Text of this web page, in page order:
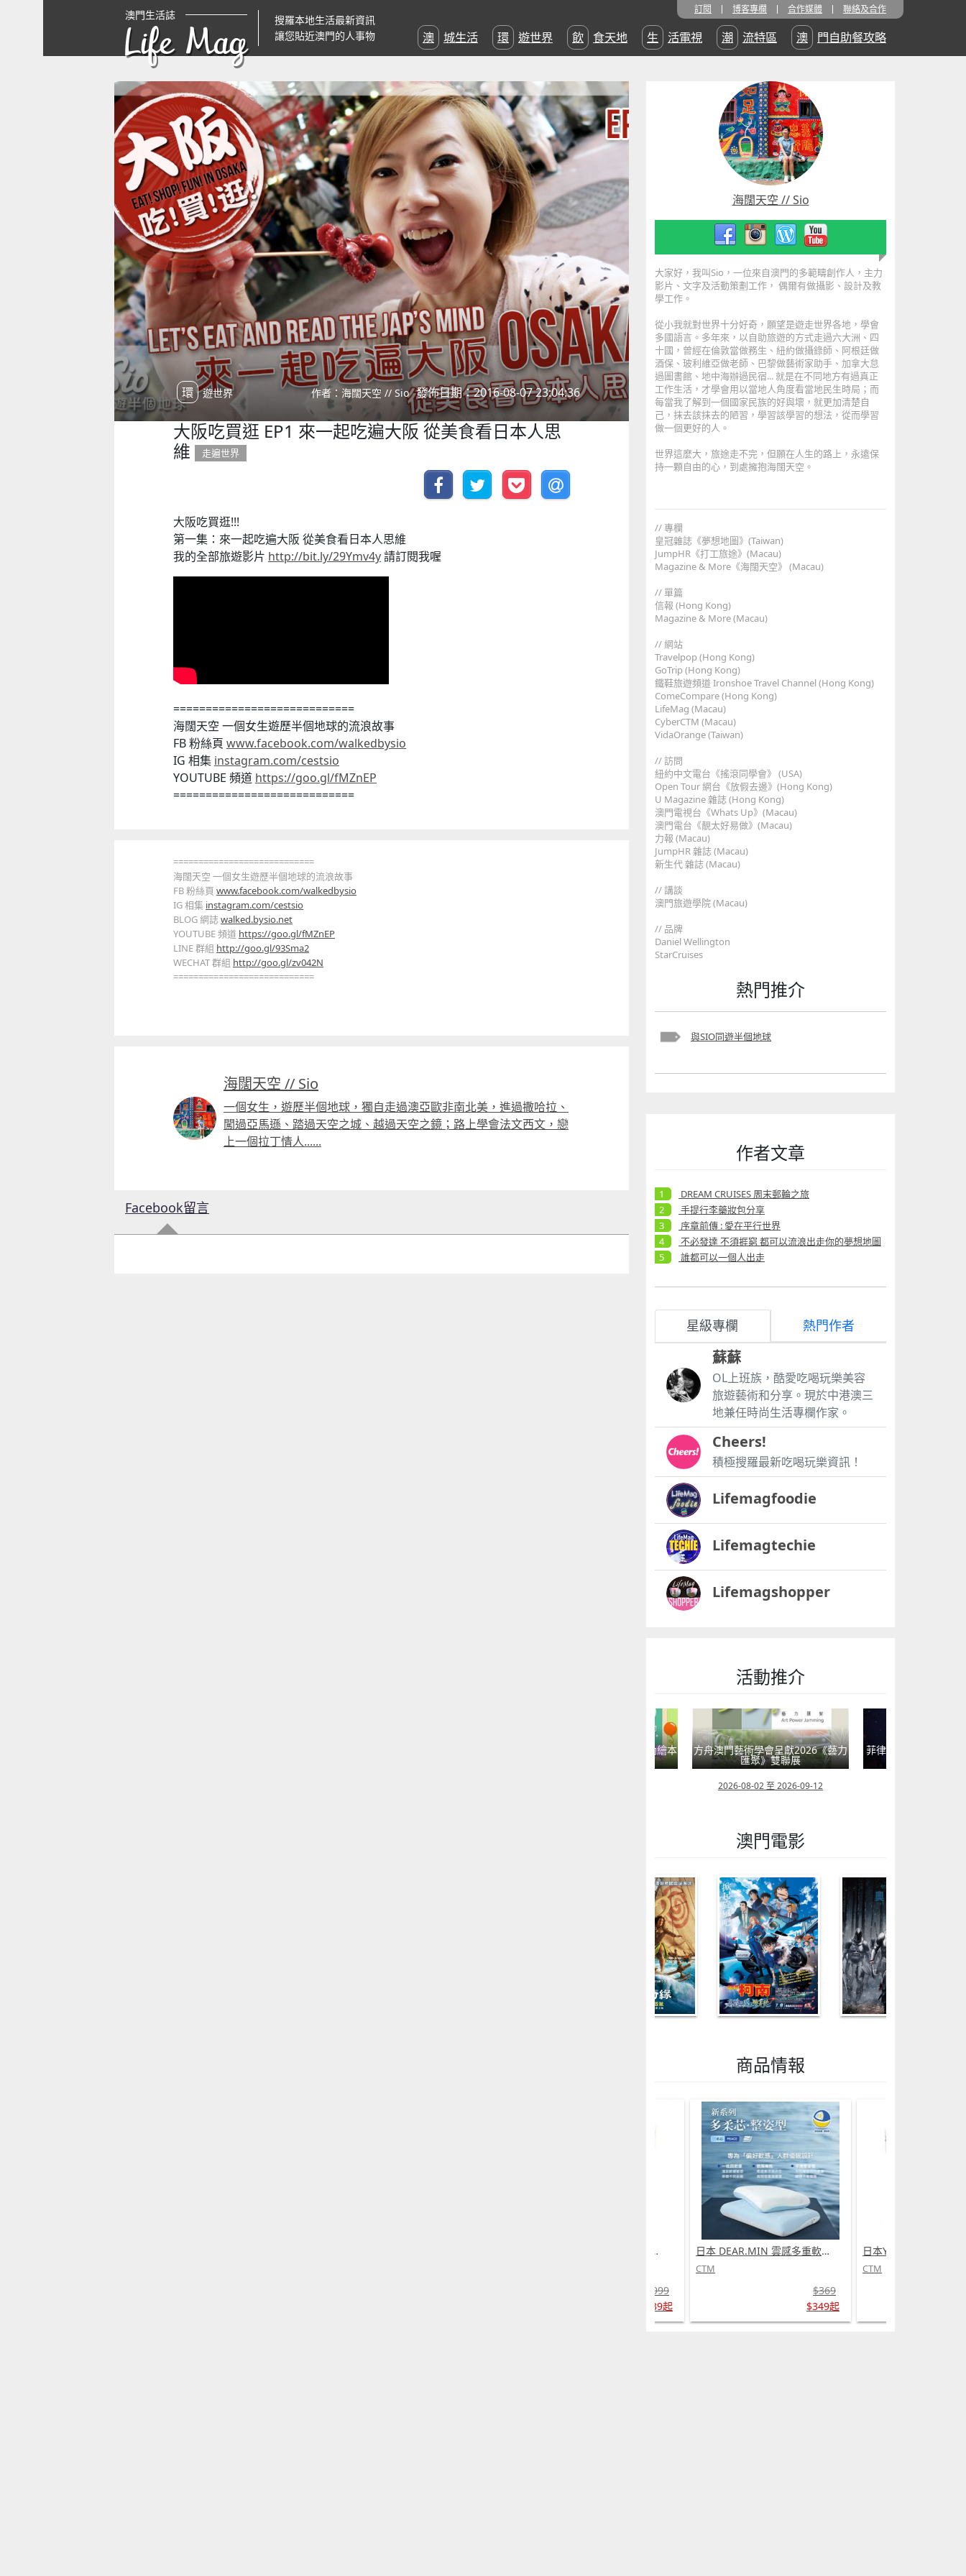
澳門生活誌
Life Mag
搜羅本地生活最新資訊
讓您貼近澳門的人事物
訂閱 博客專欄 合作媒體 聯絡及合作
澳城生活 環遊世界 飲食天地 生活電視 潮流特區 澳門自助餐攻略
環遊世界 作者：海闊天空 // Sio 發佈日期：2016-08-07 23:04:36
大阪吃買逛 EP1 來一起吃遍大阪 從美食看日本人思
維
走遍世界
大阪吃買逛!!!
第一集：來一起吃遍大阪 從美食看日本人思維
我的全部旅遊影片 http://bit.ly/29Ymv4y請訂閱我喔
============================
海闊天空 一個女生遊歷半個地球的流浪故事
FB 粉絲頁 www.facebook.com/walkedbysio
IG 相集 instagram.com/cestsio
YOUTUBE 頻道 https://goo.gl/fMZnEP
============================
============================
海闊天空 一個女生遊歷半個地球的流浪故事
FB 粉絲頁 www.facebook.com/walkedbysio
IG 相集 instagram.com/cestsio
BLOG 網誌walked.bysio.net
YOUTUBE 頻道 https://goo.gl/fMZnEP
LINE 群組 http://goo.gl/93Sma2
WECHAT 群組 http://goo.gl/zv042N
============================
海闊天空 // Sio
一個女生，遊歷半個地球，獨自走過澳亞歐非南北美，進過撒哈拉、
闖過亞馬遜、踏過天空之城、越過天空之鏡；路上學會法文西文，戀
上一個拉丁情人......
Facebook留言
海闊天空 // Sio
大家好，我叫Sio，一位來自澳門的多範疇創作人，主力
影片、文字及活動策劃工作， 偶爾有做攝影、設計及教
學工作。
從小我就對世界十分好奇，願望是遊走世界各地，學會
多國語言。多年來，以自助旅遊的方式走過六大洲、四
十國，曾經在倫敦當做務生、紐約做攝錄師 、阿根廷做
酒保、玻利維亞做老師、巴黎做藝術家助手、加拿大怠
過圖書館、地中海辦過民宿... 就是在不同地方有過真正
工作生活，才學會用以當地人角度看當地民生時局；而
每當我了解到一個國家民族的好與壞，就更加清楚自
己，抹去該抹去的陋習，學習該學習的想法，從而學習
做一個更好的人。
世界這麼大，旅途走不完，但願在人生的路上，永遠保
持一顆自由的心，到處擁抱海闊天空。
// 專欄
皇冠雜誌《夢想地圖》(Taiwan)
JumpHR《打工旅途》(Macau)
Magazine & More《海闊天空》 (Macau)
// 單篇
信報 (Hong Kong)
Magazine & More (Macau)
// 網站
Travelpop (Hong Kong)
GoTrip (Hong Kong)
鐵鞋旅遊頻道 Ironshoe Travel Channel (Hong Kong)
ComeCompare (Hong Kong)
LifeMag (Macau)
CyberCTM (Macau)
VidaOrange (Taiwan)
// 訪問
紐約中文電台《搖滾同學會》 (USA)
Open Tour 網台《放假去邊》(Hong Kong)
U Magazine 雜誌 (Hong Kong)
澳門電視台《Whats Up》(Macau)
澳門電台《靚太好易做》(Macau)
力報 (Macau)
JumpHR 雜誌 (Macau)
新生代 雜誌 (Macau)
// 講談
澳門旅遊學院 (Macau)
// 品牌
Daniel Wellington
StarCruises
熱門推介
與SIO同遊半個地球
作者文章
DREAM CRUISES 周末郵輪之旅
手提行李藥妝包分享
序章前傳 : 愛在平行世界
不必發達 不須捱窮 都可以流浪出走你的夢想地圖
誰都可以一個人出走
星級專欄 熱門作者
蘇蘇
OL上班族，酷愛吃喝玩樂美容
旅遊藝術和分享。現於中港澳三
地兼任時尚生活專欄作家。
Cheers!
積極搜羅最新吃喝玩樂資訊！
Lifemagfoodie
Lifemagtechie
Lifemagshopper
活動推介
嬰幼兒親子閱讀推廣活動-嬰幼繪本 方舟澳門藝術學會呈獻2026《藝力
匯聚》雙聯展
2026-08-02 至 2026-09-12
菲律賓亮點文創活動
澳門電影
商品情報
日本Yohome 迷你專業級現磨鮮萃奶泡3合1半自動家庭意式咖啡機 (需訂貨)
$999
$739起
日本 DEAR.MIN 雲感多重軟芯柔托緩壓Peace柔眠枕 (需訂貨)
CTM
$369
$349起
CTM